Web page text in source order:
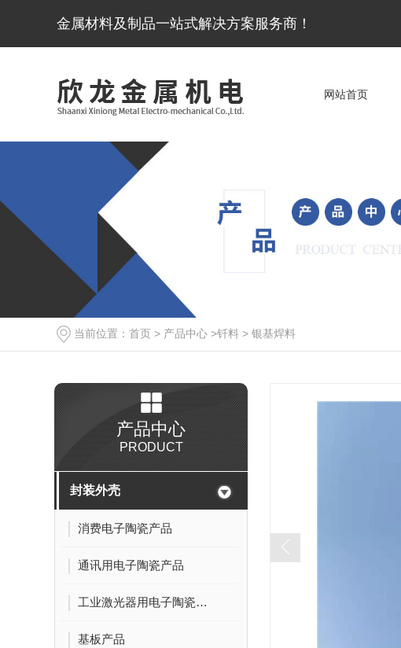
金属材料及制品一站式解决方案服务商！
网站首页
当前位置： 首页 > 产品中心 >钎料 > 银基焊料
产品中心
PRODUCT
封装外壳
消费电子陶瓷产品
通讯用电子陶瓷产品
工业激光器用电子陶瓷产品
基板产品